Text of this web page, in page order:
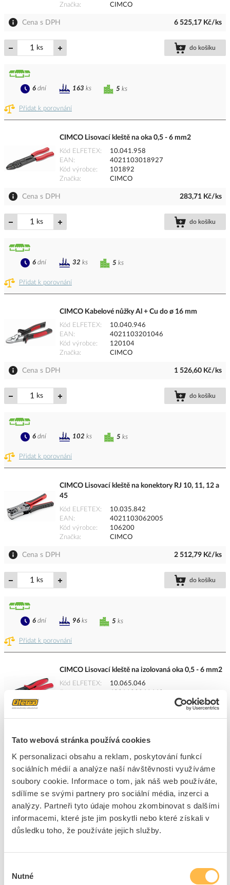
Tato webová stránka používá cookies
K personalizaci obsahu a reklam, poskytování funkcí
sociálních médií a analýze naší návštěvnosti využíváme
soubory cookie. Informace o tom, jak náš web používáte,
sdílíme se svými partnery pro sociální média, inzerci a
analýzy. Partneři tyto údaje mohou zkombinovat s dalšími
informacemi, které jste jim poskytli nebo které získali v
důsledku toho, že používáte jejich služby.
souhlasu
Nutné
Značka
CIMCO
Cena s DPH 6 525,17 Kč/ks
ks do košíku
Přidat k porovnání
5 ks
6 dní 163 ks
CIMCO Lisovací kleště na oka 0,5 - 6 mm2
Kód ELFETEX
10.041.958
EAN
4021103018927
Kód výrobce
101892
Značka
CIMCO
Cena s DPH 283,71 Kč/ks
ks do košíku
Přidat k porovnání
5 ks
6 dní 32 ks
CIMCO Kabelové nůžky Al + Cu do ø 16 mm
Kód ELFETEX
10.040.946
EAN
4021103201046
Kód výrobce
120104
Značka
CIMCO
Cena s DPH 1 526,60 Kč/ks
ks do košíku
Přidat k porovnání
5 ks
6 dní 102 ks
CIMCO Lisovací kleště na konektory RJ 10, 11, 12 a
45
Kód ELFETEX
10.035.842
EAN
4021103062005
Kód výrobce
106200
Značka
CIMCO
Cena s DPH 2 512,79 Kč/ks
ks do košíku
Přidat k porovnání
5 ks
6 dní 96 ks
CIMCO Lisovací kleště na izolovaná oka 0,5 - 6 mm2
Kód ELFETEX
10.065.046
ks do košíku
Přidat k porovnání
5 ks
6dní 85 ks
mm2